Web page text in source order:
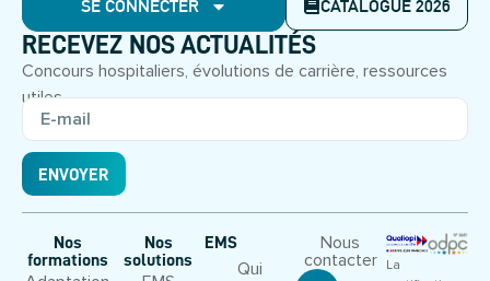
SE CONNECTER CATALOGUE 2026
RECEVEZ NOS ACTUALITÉS
Concours hospitaliers, évolutions de carrière, ressources
utiles.
ENVOYER
Nos
formations
Nos
solutions
EMS
Qui
Nous
contacter
La